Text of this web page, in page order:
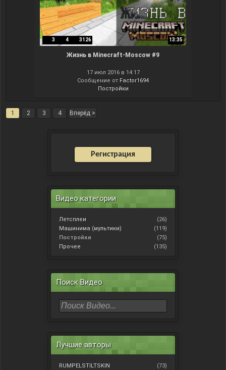
3 4 3126 13:35
Жизнь в Minecraft-Moscow #9
17 июл 2016 в 14:17
Сообщение от Factor1694
Постройки
1 2 3 4 Вперёд >
Регистрация
Видео категории
Летсплеи
(26)
Машинима (мультики)
(119)
Постройки
(75)
Прочее
(135)
Поиск Видео
Лучшие авторы
RUMPELSTILTSKIN
(73)